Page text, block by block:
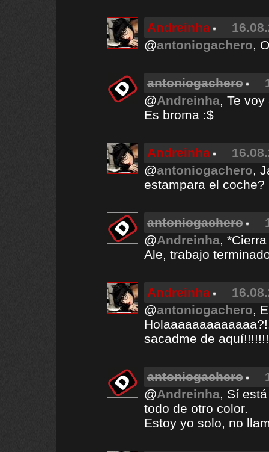
Andreinha
@antoniogachero,
antoniogachero
@Andreinha, Te
Es broma :$
Andreinha
@antoniogachero,
estampara el coche?
antoniogachero
@Andreinha,
Ale, trabajo
Andreinha
@antoniogachero,
sacadme de
antoniogachero
@Andreinha, Sí
todo de otro color.
Estoy yo solo, no